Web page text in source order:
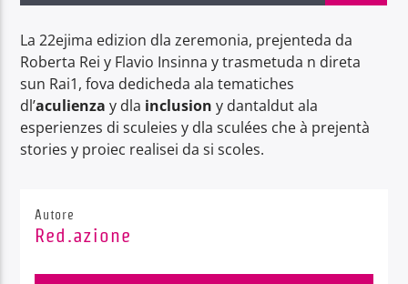
Radio Dolomiti
La 22ejima edizion dla zeremonia, prejenteda da
Roberta Rei y Flavio Insinna y trasmetuda n direta
sun Rai1, fova dedicheda ala tematiches
dl’aculienza y dla inclusion y dantaldut ala
esperienzes di sculeies y dla sculées che à prejentà
stories y proiec realisei da si scoles.
Autore
Red.azione